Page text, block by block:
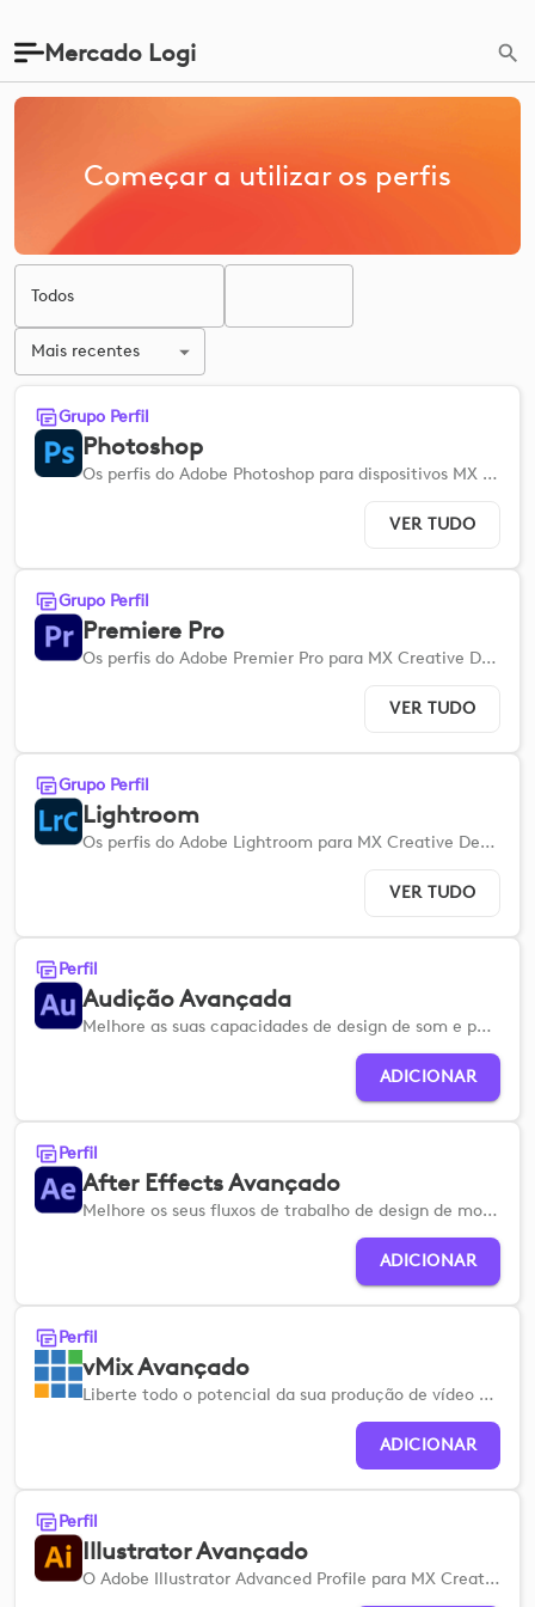
Mercado Logi
Começar a utilizar os perfis
Todos
Mais recentes
Grupo Perfil
Photoshop
Os perfis do Adobe Photoshop para dispositivos MX Creative ajudam-no a configurar rapidamente para que possa otimizar os seus fluxos de trabalho.
VER TUDO
Grupo Perfil
Premiere Pro
Os perfis do Adobe Premier Pro para MX Creative Devices ajudam-no a configurar rapidamente para que possa otimizar os seus fluxos de trabalho.
VER TUDO
Grupo Perfil
Lightroom
Os perfis do Adobe Lightroom para MX Creative Devices ajudam-no a configurar rapidamente para que possa simplificar os seus fluxos de trabalho de edição de imagem.
VER TUDO
Perfil
Audição Avançada
Melhore as suas capacidades de design de som e pós-produção com um conjunto abrangente de ferramentas avançadas.
ADICIONAR
Perfil
After Effects Avançado
Melhore os seus fluxos de trabalho de design de movimento com um conjunto abrangente de ferramentas avançadas de composição visual.
ADICIONAR
Perfil
vMix Avançado
Liberte todo o potencial da sua produção de vídeo em direto.
ADICIONAR
Perfil
Illustrator Avançado
O Adobe Illustrator Advanced Profile para MX Creative Devices ajuda-o a configurar rapidamente para que possa otimizar os seus fluxos de trabalho de ilustração e design vetorial